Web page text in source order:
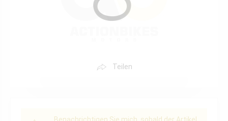
Teilen